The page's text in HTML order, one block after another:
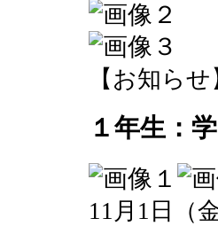
【お知ら
１年生：
11月1日（